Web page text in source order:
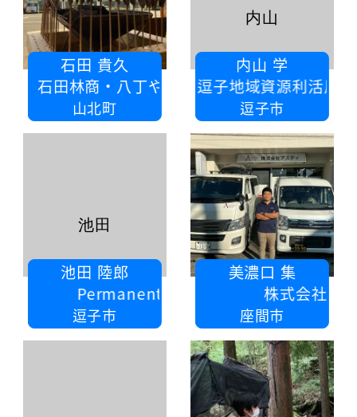
石田 貴久
まめ養殖センター・ペガススの家
山北町
内山 学
逗子地域資源利活用（逗子ドローンクラブ
逗子市
内山
池田 陸郎
Planet株式会社
逗子市
池田
美濃口 集
株式会社アスティ
座間市